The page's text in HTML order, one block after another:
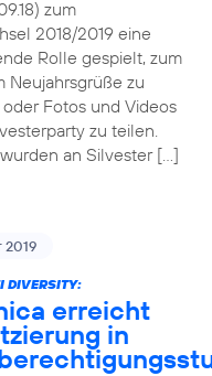
zum
2018/2019 eine
Rolle gespielt, zum
Neujahrsgrüße zu
Fotos und Videos
zu teilen.
an Silvester […]
2019
DIVERSITY:
erreicht
in